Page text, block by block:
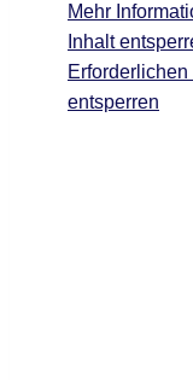
Mehr
Inhalt
entsperren